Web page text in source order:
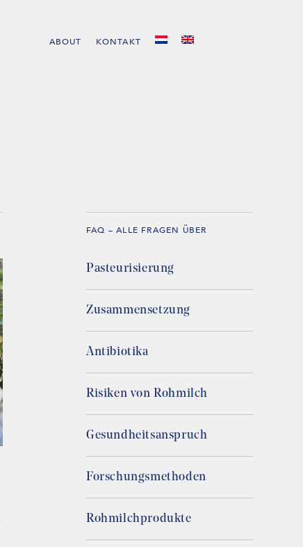
ABOUT KONTAKT
FAQ – ALLE FRAGEN ÜBER
Pasteurisierung
Zusammensetzung
Antibiotika
Risiken von Rohmilch
Gesundheitsanspruch
Forschungsmethoden
Rohmilchprodukte